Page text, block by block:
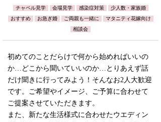
チャペル見学 会場見学 感染症対策
少人数・家族婚
おすすめ
お急ぎ婚 ご両親も一緒に
マタニティ花嫁向け
相談会
初めてのことだらけで何から始めればいいの
か…どこから聞いていいのか…とりあえず話
だけ聞きに行ってみよう！そんなお2人大歓迎
です。ご希望やイメージ、ご予算に合わせて
ご提案させていただきます。
また、新たな生活様式に合わせたウエディン